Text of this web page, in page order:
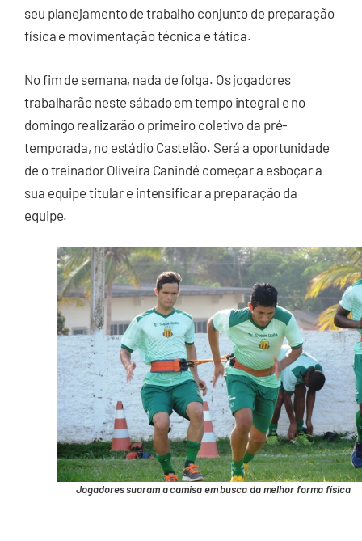
seu planejamento de trabalho conjunto de preparação
física e movimentação técnica e tática.
No fim de semana, nada de folga. Os jogadores
trabalharão neste sábado em tempo integral e no
domingo realizarão o primeiro coletivo da pré-
temporada, no estádio Castelão. Será a oportunidade
de o treinador Oliveira Canindé começar a esboçar a
sua equipe titular e intensificar a preparação da
equipe.
Jogadores suaram a camisa em busca da melhor forma física